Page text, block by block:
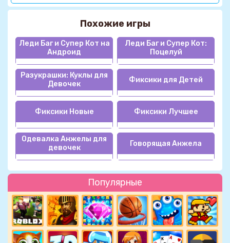
Популярные
Похожие игры
Леди Баг и Супер Кот на
Андроид
Леди Баг и Супер Кот:
Поцелуй
Разукрашки: Куклы для
Девочек
Фиксики для Детей
Фиксики Новые Фиксики Лучшее
Одевалка Анжелы для
девочек
Говорящая Анжела